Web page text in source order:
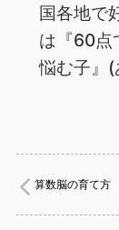
国各地で
は『60点
悩む子』(
算数脳の育て方